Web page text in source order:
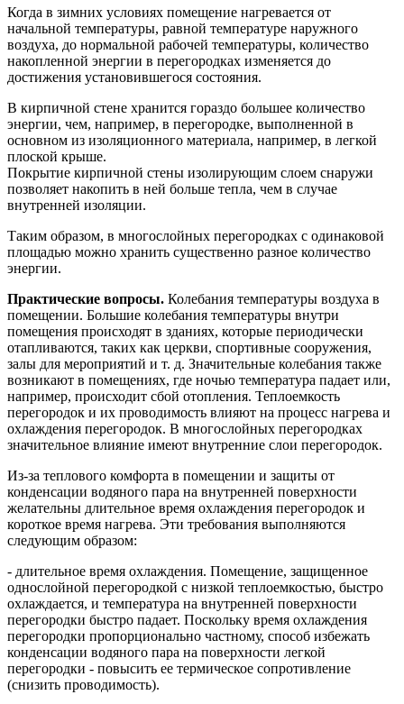
Когда в зимних условиях помещение нагревается от
начальной температуры, равной температуре наружного
воздуха, до нормальной рабочей температуры, количество
накопленной энергии в перегородках изменяется до
достижения установившегося состояния.
В кирпичной стене хранится гораздо большее количество
энергии, чем, например, в перегородке, выполненной в
основном из изоляционного материала, например, в легкой
плоской крыше.
Покрытие кирпичной стены изолирующим слоем снаружи
позволяет накопить в ней больше тепла, чем в случае
внутренней изоляции.
Таким образом, в многослойных перегородках с одинаковой
площадью можно хранить существенно разное количество
энергии.
Практические вопросы. Колебания температуры воздуха в
помещении. Большие колебания температуры внутри
помещения происходят в зданиях, которые периодически
отапливаются, таких как церкви, спортивные сооружения,
залы для мероприятий и т. д. Значительные колебания также
возникают в помещениях, где ночью температура падает или,
например, происходит сбой отопления. Теплоемкость
перегородок и их проводимость влияют на процесс нагрева и
охлаждения перегородок. В многослойных перегородках
значительное влияние имеют внутренние слои перегородок.
Из-за теплового комфорта в помещении и защиты от
конденсации водяного пара на внутренней поверхности
желательны длительное время охлаждения перегородок и
короткое время нагрева. Эти требования выполняются
следующим образом:
- длительное время охлаждения. Помещение, защищенное
однослойной перегородкой с низкой теплоемкостью, быстро
охлаждается, и температура на внутренней поверхности
перегородки быстро падает. Поскольку время охлаждения
перегородки пропорционально частному, способ избежать
конденсации водяного пара на поверхности легкой
перегородки - повысить ее термическое сопротивление
(снизить проводимость).